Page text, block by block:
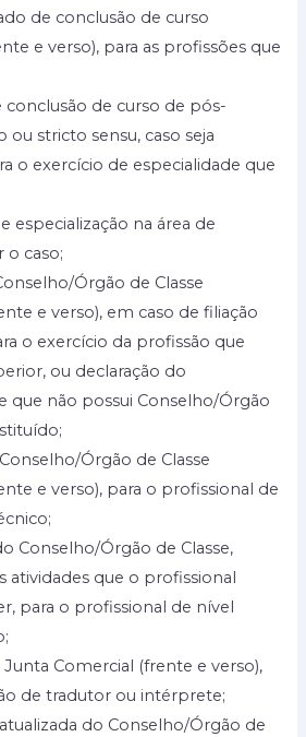
de conclusão de curso
e verso), para as profissões que
conclusão de curso de pós-
ou stricto sensu, caso seja
o exercício de especialidade que
especialização na área de
o caso;
Órgão de Classe
e verso), em caso de filiação
o exercício da profissão que
ou declaração do
que não possui Conselho/Órgão
Órgão de Classe
e verso), para o profissional de
Conselho/Órgão de Classe,
atividades que o profissional
para o profissional de nível
Junta Comercial (frente e verso),
de tradutor ou intérprete;
do Conselho/Órgão de